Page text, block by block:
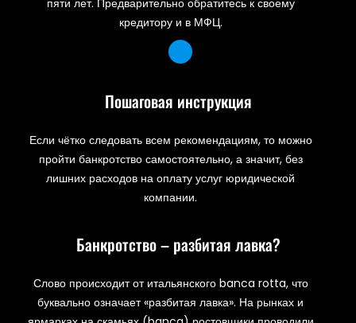
кредитору и в МФЦ.
Пошаговая инструкция
Если чётко следовать всем рекомендациям, то можно
пройти банкротство самостоятельно, а значит, без
лишних расходов на оплату услуг юридической
компании.
Банкротство – разбитая лавка?
Слово происходит от итальянского banca rotta, что
буквально означает «разбитая лавка». На рынках и